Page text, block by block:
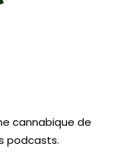
cannabique de
podcasts.